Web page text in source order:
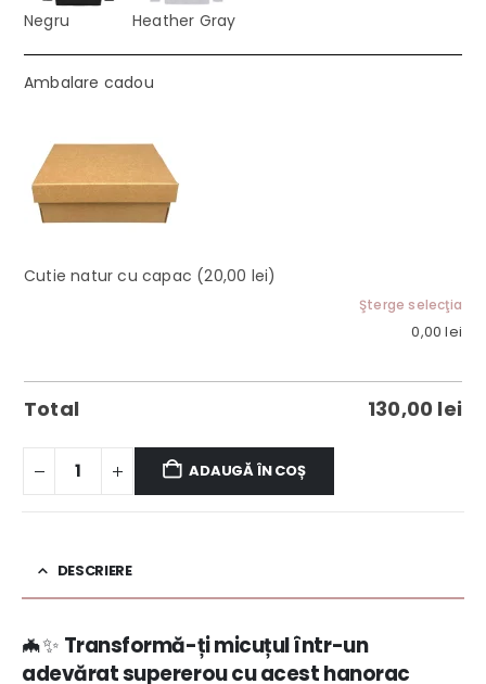
Negru Heather Gray
Ambalare cadou
Cutie natur cu capac (20,00 lei)
Şterge selecţia
0,00lei
Total 130,00 lei
ADAUGĂ ÎN COȘ
DESCRIERE
🦇✨ Transformă-ți micuțul într-un
adevărat supererou cu acest hanorac